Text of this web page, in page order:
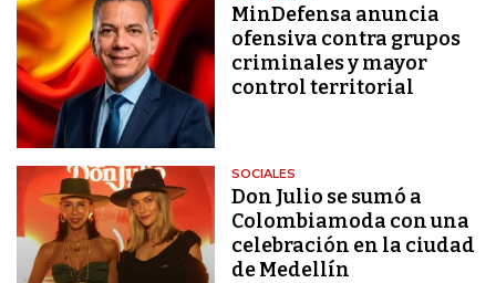
MinDefensa anuncia
ofensiva contra grupos
criminales y mayor
control territorial
SOCIALES
Don Julio se sumó a
Colombiamoda con una
celebración en la ciudad
de Medellín